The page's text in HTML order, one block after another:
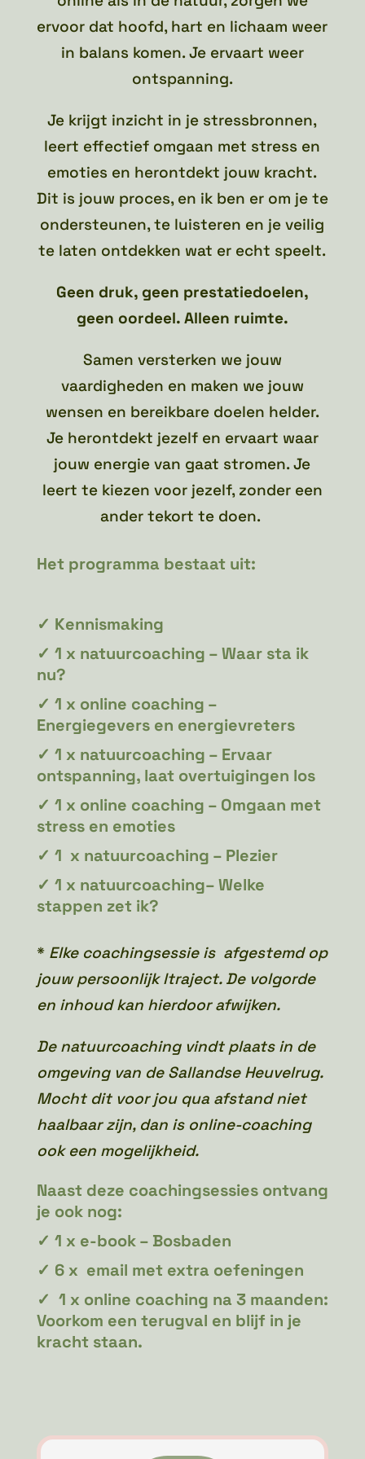
ervoor dat hoofd, hart en lichaam weer
in balans komen. Je ervaart weer
ontspanning.
Je krijgt inzicht in je stressbronnen,
leert effectief omgaan met stress en
emoties en herontdekt jouw kracht.
Dit is jouw proces, en ik ben er om je te
ondersteunen, te luisteren en je veilig
te laten ontdekken wat er echt speelt.
Geen druk, geen prestatiedoelen,
geen oordeel. Alleen ruimte.
Samen versterken we jouw
vaardigheden en maken we jouw
wensen en bereikbare doelen helder.
Je herontdekt jezelf en ervaart waar
jouw energie van gaat stromen. Je
leert te kiezen voor jezelf, zonder een
ander tekort te doen.
Het programma bestaat uit:
✓ Kennismaking
✓ 1 x natuurcoaching – Waar sta ik
nu?
✓ 1 x online coaching –
Energiegevers en energievreters
✓ 1 x natuurcoaching – Ervaar
ontspanning, laat overtuigingen los
✓ 1 x online coaching – Omgaan met
stress en emoties
✓ 1 x natuurcoaching – Plezier
✓ 1 x natuurcoaching– Welke
stappen zet ik?
* Elke coachingsessie is afgestemd op
jouw persoonlijkltraject. De volgorde
en inhoud kan hierdoor afwijken.
De natuurcoaching vindt plaats in de
omgeving van de Sallandse Heuvelrug.
Mocht dit voor jou qua afstand niet
haalbaar zijn, dan is online-coaching
ook een mogelijkheid.
Naast deze coachingsessies ontvang
je ook nog:
✓ 1 x e-book – Bosbaden
✓ 6 x email met extra oefeningen
✓ 1 x online coaching na 3 maanden:
Voorkom een terugval en blijf in je
kracht staan.